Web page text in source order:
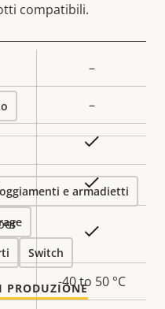
–
–
Sì
Sì
-40 to 50 °C
compatibili.
e armadietti
Switch
PRODUZIONE